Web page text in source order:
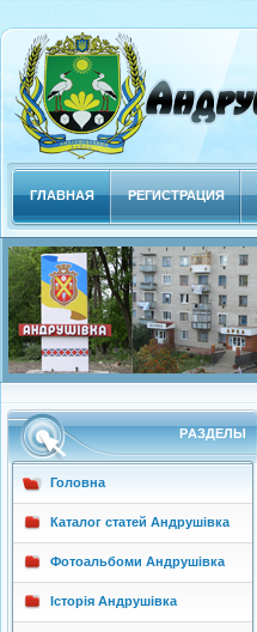
ГЛАВНАЯ РЕГИСТРАЦИЯ
РAЗДЕЛЫ
Головна
Каталог статей Андрушівка
Фотоальбоми Андрушівка
Історія Андрушівка